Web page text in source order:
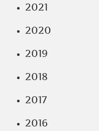
2021
2020
2019
2018
2017
2016